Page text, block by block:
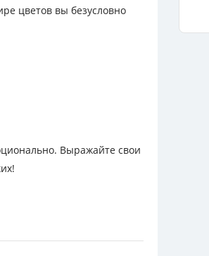
цветов вы безусловно
Выражайте свои